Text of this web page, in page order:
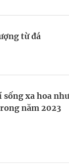
từ đá
sống xa hoa
năm 2023
tận dụng, AI sẽ
tốt hơn
nghiệp
toàn cầu
liên vùng: Đòn
Ambani sắp
Reliance